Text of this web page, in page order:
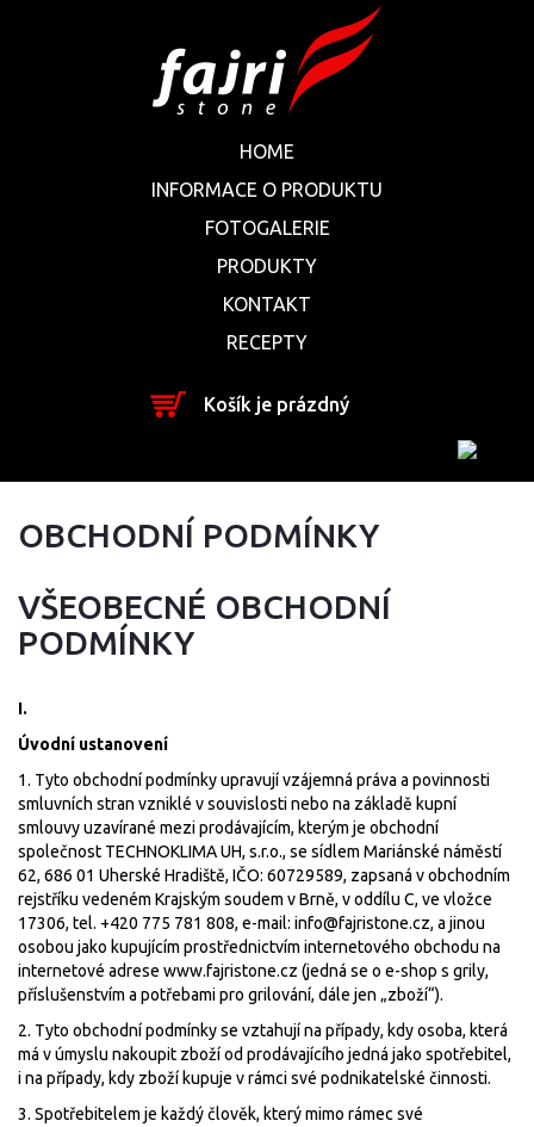
HOME
INFORMACE O PRODUKTU
FOTOGALERIE
PRODUKTY
KONTAKT
RECEPTY
Košík je prázdný
OBCHODNÍ PODMÍNKY
VŠEOBECNÉ OBCHODNÍ
PODMÍNKY
I.
Úvodní ustanovení
1. Tyto obchodní podmínky upravují vzájemná práva a povinnosti
smluvních stran vzniklé v souvislosti nebo na základě kupní
smlouvy uzavírané mezi prodávajícím, kterým je obchodní
společnost TECHNOKLIMA UH, s.r.o., se sídlem Mariánské náměstí
62, 686 01 Uherské Hradiště, IČO: 60729589, zapsaná v obchodním
rejstříku vedeném Krajským soudem v Brně, v oddílu C, ve vložce
17306, tel. +420 775 781 808, e-mail: info@fajristone.cz, a jinou
osobou jako kupujícím prostřednictvím internetového obchodu na
internetové adrese www.fajristone.cz (jedná se o e-shop s grily,
příslušenstvím a potřebami pro grilování, dále jen „zboží“).
2. Tyto obchodní podmínky se vztahují na případy, kdy osoba, která
má v úmyslu nakoupit zboží od prodávajícího jedná jako spotřebitel,
i na případy, kdy zboží kupuje v rámci své podnikatelské činnosti.
3. Spotřebitelem je každý člověk, který mimo rámec své